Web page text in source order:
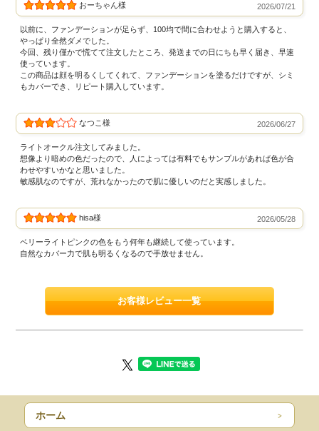
おーちゃん様 2026/07/21
以前に、ファンデーションが足らず、100均で間に合わせようと購入すると、
やっぱり全然ダメでした。
今回、残り僅かで慌てて注文したところ、発送までの日にちも早く届き、早速
使っています。
この商品は顔を明るくしてくれて、ファンデーションを塗るだけですが、シミ
もカバーでき、リピート購入しています。
なつこ様 2026/06/27
ライトオークル注文してみました。
想像より暗めの色だったので、人によっては有料でもサンプルがあれば色が合
わせやすいかなと思いました。
敏感肌なのですが、荒れなかったので肌に優しいのだと実感しました。
hisa様 2026/05/28
ベリーライトピンクの色をもう何年も継続して使っています。
自然なカバー力で肌も明るくなるので手放せません。
お客様レビュー一覧
ホーム